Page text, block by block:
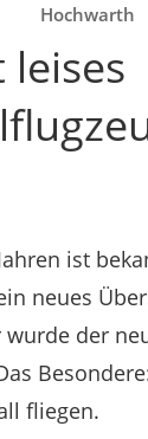
Hochwarth
leises
ist
neues
wurde der
fliegen.